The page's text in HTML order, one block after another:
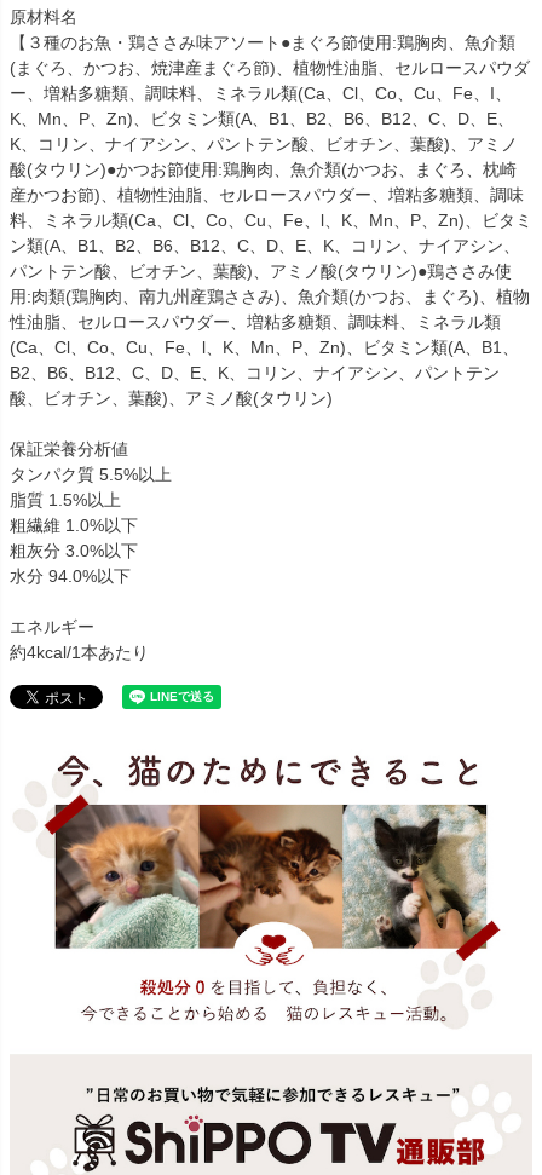
原材料名
【３種のお魚・鶏ささみ味アソート●まぐろ節使用:鶏胸肉、魚介類
(まぐろ、かつお、焼津産まぐろ節)、植物性油脂、セルロースパウダ
ー、増粘多糖類、調味料、ミネラル類(Ca、Cl、Co、Cu、Fe、I、
K、Mn、P、Zn)、ビタミン類(A、B1、B2、B6、B12、C、D、E、
K、コリン、ナイアシン、パントテン酸、ビオチン、葉酸)、アミノ
酸(タウリン)●かつお節使用:鶏胸肉、魚介類(かつお、まぐろ、枕崎
産かつお節)、植物性油脂、セルロースパウダー、増粘多糖類、調味
料、ミネラル類(Ca、Cl、Co、Cu、Fe、l、K、Mn、P、Zn)、ビタミ
ン類(A、B1、B2、B6、B12、C、D、E、K、コリン、ナイアシン、
パントテン酸、ビオチン、葉酸)、アミノ酸(タウリン)●鶏ささみ使
用:肉類(鶏胸肉、南九州産鶏ささみ)、魚介類(かつお、まぐろ)、植物
性油脂、セルロースパウダー、増粘多糖類、調味料、ミネラル類
(Ca、Cl、Co、Cu、Fe、l、K、Mn、P、Zn)、ビタミン類(A、B1、
B2、B6、B12、C、D、E、K、コリン、ナイアシン、パントテン
酸、ビオチン、葉酸)、アミノ酸(タウリン)
保証栄養分析値
タンパク質 5.5%以上
脂質 1.5%以上
粗繊維 1.0%以下
粗灰分 3.0%以下
水分 94.0%以下
エネルギー
約4kcal/1本あたり